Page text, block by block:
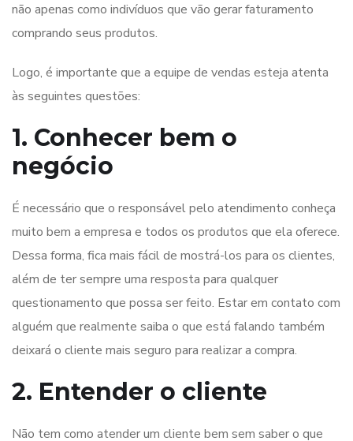
não apenas como indivíduos que vão gerar faturamento
comprando seus produtos.
Logo, é importante que a equipe de vendas esteja atenta
às seguintes questões:
1. Conhecer bem o
negócio
É necessário que o responsável pelo atendimento conheça
muito bem a empresa e todos os produtos que ela oferece.
Dessa forma, fica mais fácil de mostrá-los para os clientes,
além de ter sempre uma resposta para qualquer
questionamento que possa ser feito. Estar em contato com
alguém que realmente saiba o que está falando também
deixará o cliente mais seguro para realizar a compra.
2. Entender o cliente
Não tem como atender um cliente bem sem saber o que